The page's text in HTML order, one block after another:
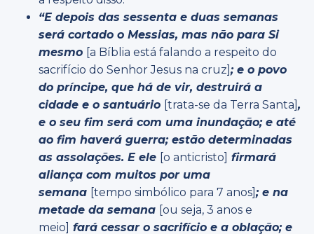
“E depois das sessenta e duas semanas
será cortado o Messias, mas não para Si
mesmo [a Bíblia está falando a respeito do
sacrifício do Senhor Jesus na cruz] ; e o povo
do príncipe, que há de vir, destruirá a
cidade e o santuário [trata-se da Terra Santa] ,
e o seu fim será com uma inundação; e até
ao fim haverá guerra; estão determinadas
as assolações. E ele [o anticristo] firmará
aliança com muitos por uma
semana [tempo simbólico para 7 anos] ; e na
metade da semana [ou seja, 3 anos e
meio] fará cessar o sacrifício e a oblação; e